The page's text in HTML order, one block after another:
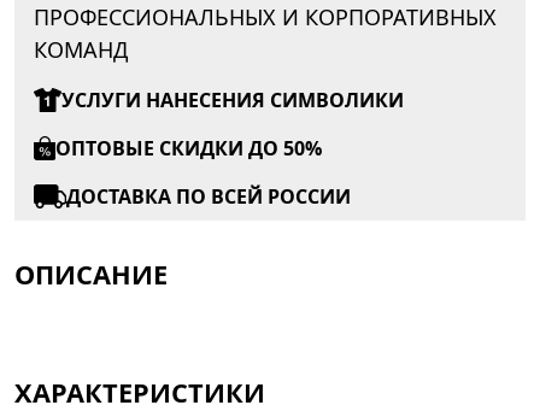
ПРОФЕССИОНАЛЬНЫХ И КОРПОРАТИВНЫХ
КОМАНД
УСЛУГИ НАНЕСЕНИЯ СИМВОЛИКИ
ОПТОВЫЕ СКИДКИ ДО 50%
ДОСТАВКА ПО ВСЕЙ РОССИИ
ОПИСАНИЕ
ХАРАКТЕРИСТИКИ